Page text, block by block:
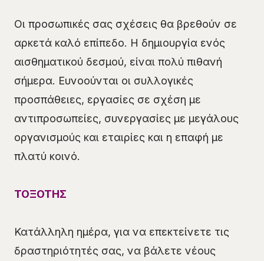
Οι προσωπικές σας σχέσεις θα βρεθούν σε
αρκετά καλό επίπεδο. Η δημιουργία ενός
αισθηματικού δεσμού, είναι πολύ πιθανή
σήμερα. Ευνοούνται οι συλλογικές
προσπάθειες, εργασίες σε σχέση με
αντιπροσωπείες, συνεργασίες με μεγάλους
οργανισμούς και εταιρίες και η επαφή με
πλατύ κοινό.
ΤΟΞΟΤΗΣ
Κατάλληλη ημέρα, για να επεκτείνετε τις
δραστηριότητές σας, να βάλετε νέους